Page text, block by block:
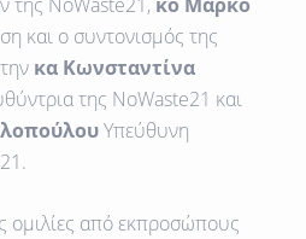
και ο συντονισμός της
κα Κωνσταντίνα
της NoWaste21 και
Υπεύθυνη
ομιλίες από εκπροσώπους